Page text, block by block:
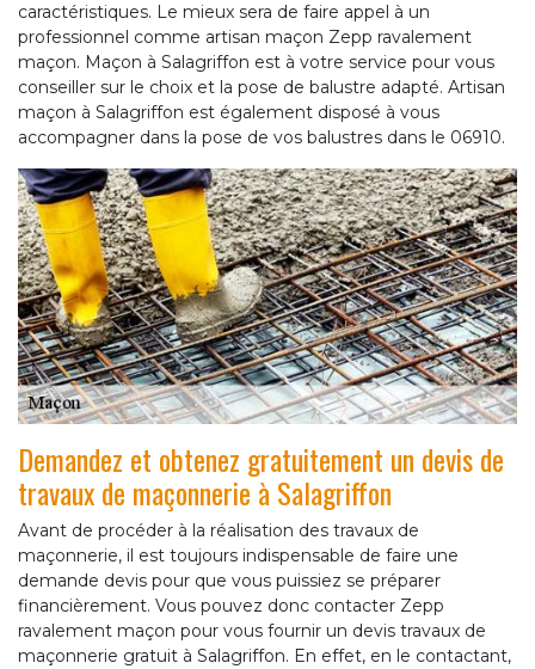
caractéristiques. Le mieux sera de faire appel à un
professionnel comme artisan maçon Zepp ravalement
maçon. Maçon à Salagriffon est à votre service pour vous
conseiller sur le choix et la pose de balustre adapté. Artisan
maçon à Salagriffon est également disposé à vous
accompagner dans la pose de vos balustres dans le 06910.
Demandez et obtenez gratuitement un devis de
travaux de maçonnerie à Salagriffon
Avant de procéder à la réalisation des travaux de
maçonnerie, il est toujours indispensable de faire une
demande devis pour que vous puissiez se préparer
financièrement. Vous pouvez donc contacter Zepp
ravalement maçon pour vous fournir un devis travaux de
maçonnerie gratuit à Salagriffon. En effet, en le contactant,